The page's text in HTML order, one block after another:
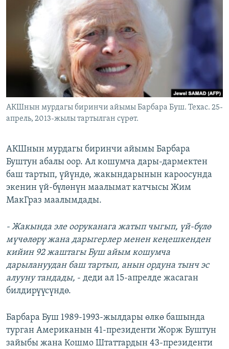
ДАНИСТЕ
ЭЖЕ-СИҢДИЛЕР
АЗАТТЫК+
ЫҢГАЙСЫЗ СУРООЛОР
ОНЛАЙН ШЕРИНЕ
ЭЕ/АРнун бардык сайттары
АКШнын мурдагы биринчи айымы Барбара Буш. Техас. 25-
апрель, 2013-жылы тартылган сүрөт.
АКШнын мурдагы биринчи айымы Барбара
Буштун абалы оор. Ал кошумча дары-дармектен
баш тартып, үйүндө, жакындарынын кароосунда
экенин үй-бүлөнүн маалымат катчысы Жим
МакГраз маалымдады.
- Жакында эле ооруканага жатып чыгып, үй-бүлө
мүчөлөрү жана дарыгерлер менен кеңешкенден
кийин 92 жаштагы Буш айым кошумча
дарылануудан баш тартып, анын ордуна тынч эс
алууну тандады, - деди ал 15-апрелде жасаган
билдирүүсүндө.
Барбара Буш 1989-1993-жылдары өлкө башында
турган Американын 41-президенти Жорж Буштун
зайыбы жана Кошмо Штаттардын 43-президенти